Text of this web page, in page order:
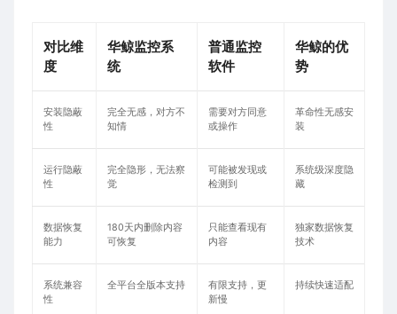
对比维
度
华鲸监控系
统
普通监控
软件
华鲸的优
势
安装隐蔽
性
完全无感，对方不
知情
需要对方同意
或操作
革命性无感安
装
运行隐蔽
性
完全隐形，无法察
觉
可能被发现或
检测到
系统级深度隐
藏
数据恢复
能力
180天内删除内容
可恢复
只能查看现有
内容
独家数据恢复
技术
系统兼容
性
全平台全版本支持
有限支持，更
新慢
持续快速适配